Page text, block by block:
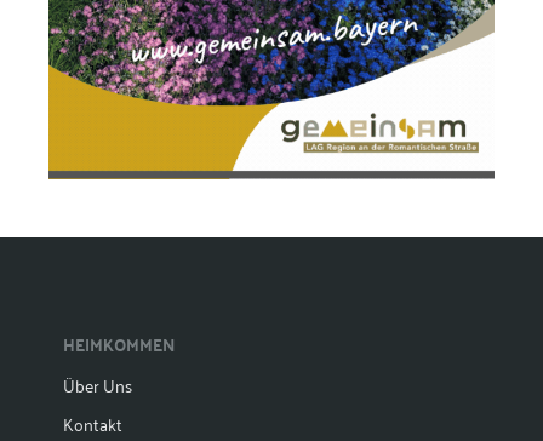
HEIMKOMMEN
Über Uns
Kontakt